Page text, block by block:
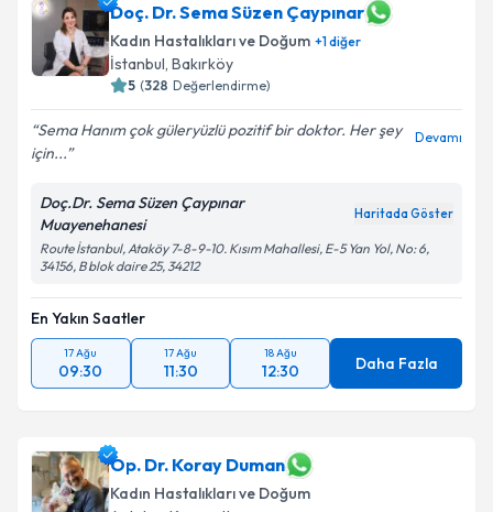
E-posta Adresiniz
Kişisel verilerimin işlenmesine ilişkinAydınlatma
Takvim Talebini Gönder
Doç. Dr. Sema Süzen Çaypınar
Kadın Hastalıkları ve Doğum +1diğer
İstanbul, Bakırköy
5 (328 Değerlendirme)
Sema Hanım çok güleryüzlü pozitif bir doktor. Her şey
için...
Devamı
Doç.Dr. Sema Süzen Çaypınar
Muayenehanesi
Haritada Göster
Route İstanbul, Ataköy 7-8-9-10. Kısım Mahallesi, E-5 Yan Yol, No: 6,
34156, B blok daire 25, 34212
En Yakın Saatler
17 Ağu
09:30
17 Ağu
11:30
18 Ağu
12:30 Daha Fazla
Op. Dr. Koray Duman
Kadın Hastalıkları ve Doğum